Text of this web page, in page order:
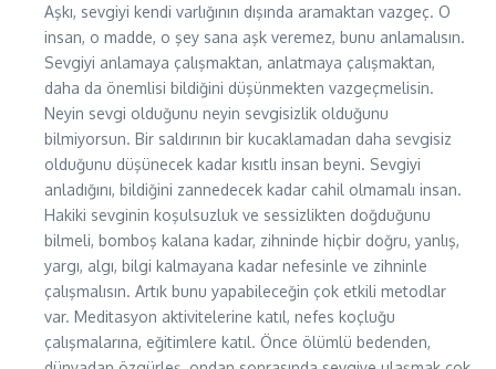
Aşkı, sevgiyi kendi varlığının dışında aramaktan vazgeç. O
insan, o madde, o şey sana aşk veremez, bunu anlamalısın.
Sevgiyi anlamaya çalışmaktan, anlatmaya çalışmaktan,
daha da önemlisi bildiğini düşünmekten vazgeçmelisin.
Neyin sevgi olduğunu neyin sevgisizlik olduğunu
bilmiyorsun. Bir saldırının bir kucaklamadan daha sevgisiz
olduğunu düşünecek kadar kısıtlı insan beyni. Sevgiyi
anladığını, bildiğini zannedecek kadar cahil olmamalı insan.
Hakiki sevginin koşulsuzluk ve sessizlikten doğduğunu
bilmeli, bomboş kalana kadar, zihninde hiçbir doğru, yanlış,
yargı, algı, bilgi kalmayana kadar nefesinle ve zihninle
çalışmalısın. Artık bunu yapabileceğin çok etkili metodlar
var. Meditasyon aktivitelerine katıl, nefes koçluğu
çalışmalarına, eğitimlere katıl. Önce ölümlü bedenden,